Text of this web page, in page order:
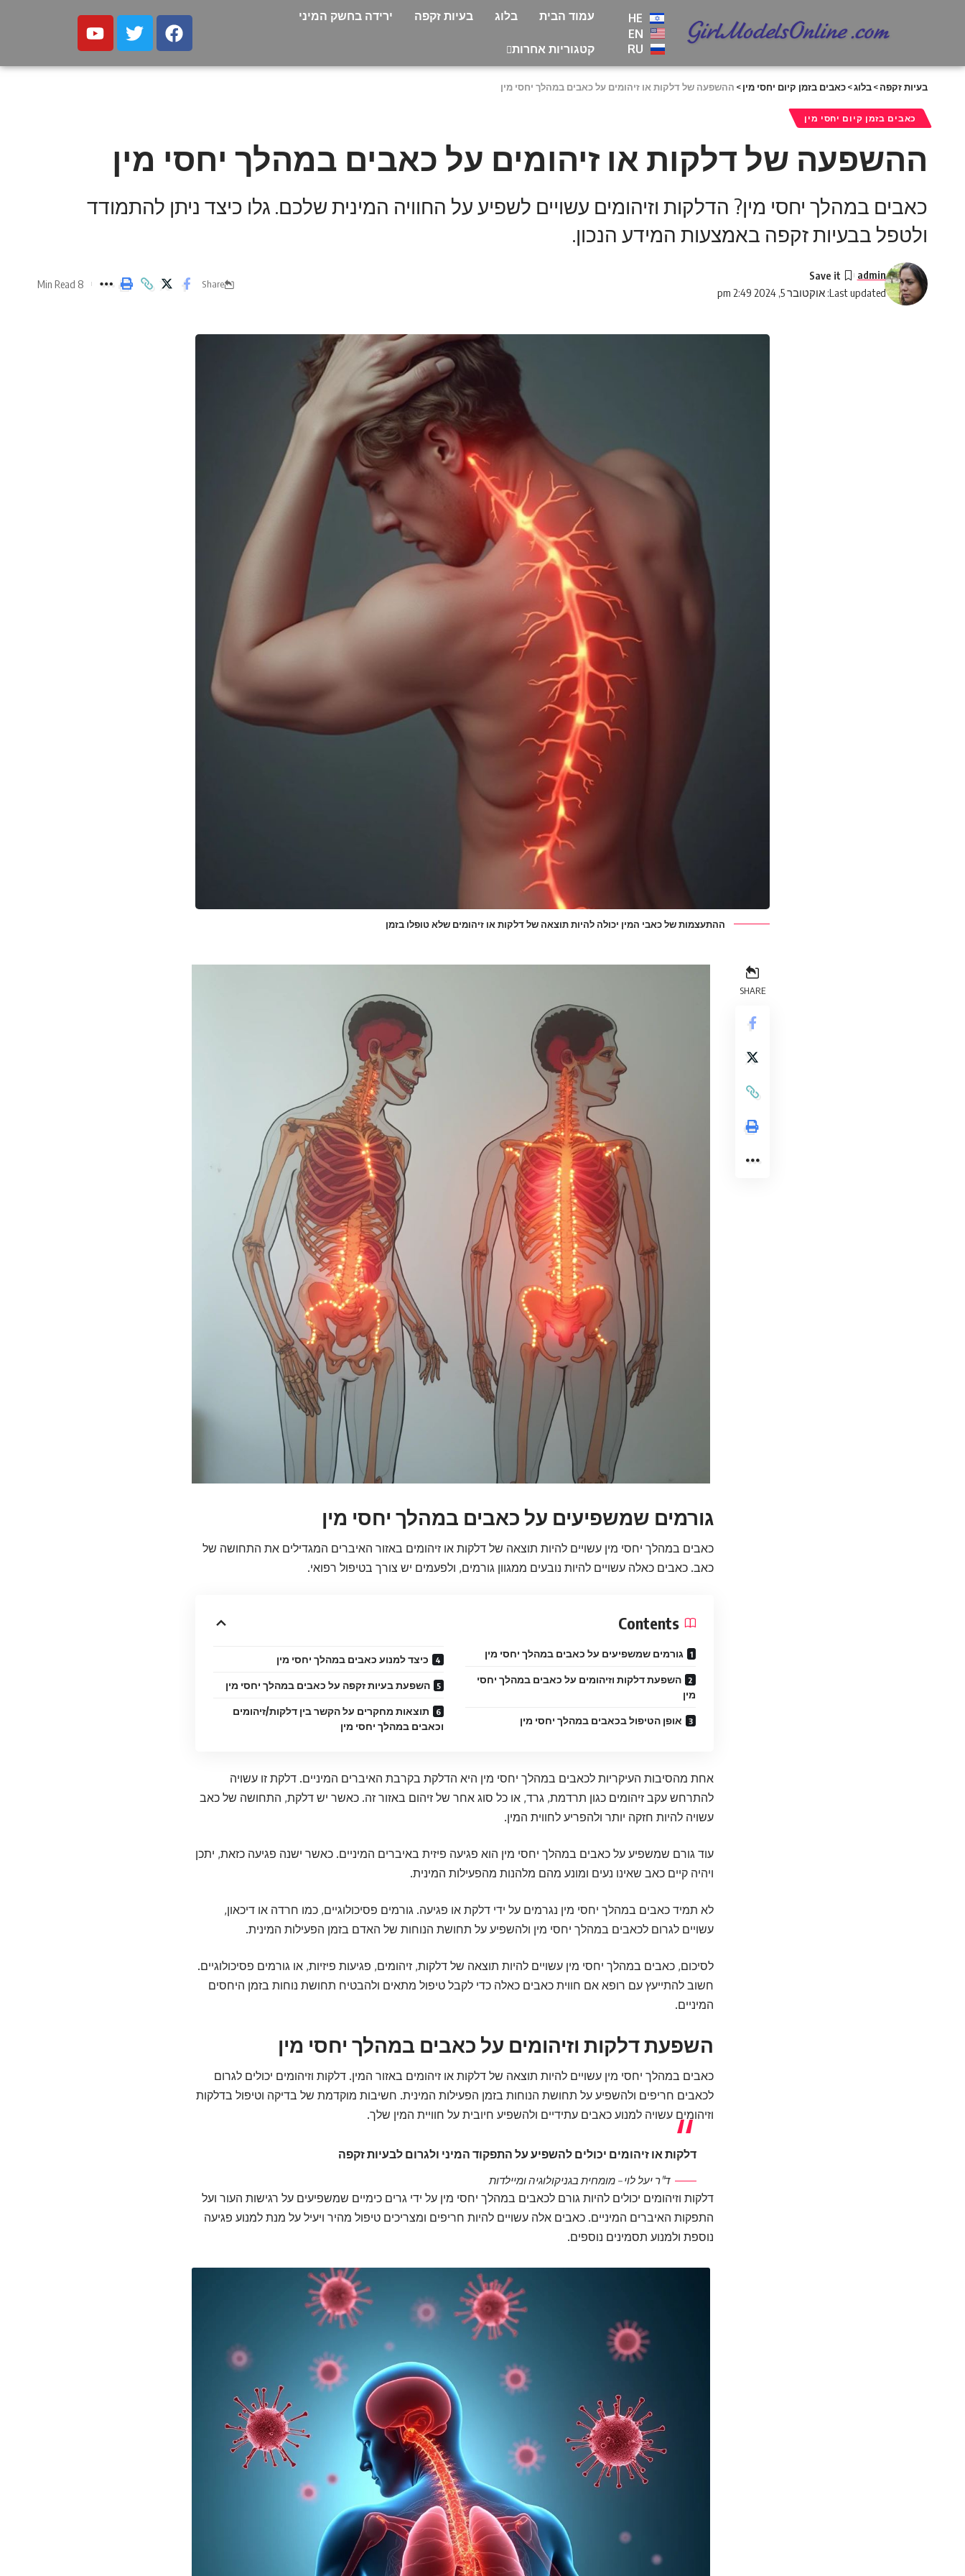
HE
EN
RU
עמוד הבית בלוג בעיות זקפה ירידה בחשק המיני
קטגוריות אחרות
בעיות זקפה>בלוג>כאבים בזמן קיום יחסי מין> ההשפעה של דלקות או זיהומים על כאבים במהלך יחסי מין
כאבים בזמן קיום יחסי מין
ההשפעה של דלקות או זיהומים על כאבים במהלך יחסי מין
כאבים במהלך יחסי מין? הדלקות וזיהומים עשויים לשפיע על החוויה המינית שלכם. גלו כיצד ניתן להתמודד
ולטפל בבעיות זקפה באמצעות המידע הנכון.
Last updated: אוקטובר 5, 2024 2:49 pm
admin
Share
8 Min Read
ההתעצמות של כאבי המין יכולה להיות תוצאה של דלקות או זיהומים שלא טופלו בזמן
SHARE
גורמים שמשפיעים על כאבים במהלך יחסי מין
כאבים במהלך יחסי מין עשויים להיות תוצאה של דלקות או זיהומים באזור האיברים המגדילים את התחושה של
כאב. כאבים כאלה עשויים להיות נובעים ממגוון גורמים, ולפעמים יש צורך בטיפול רפואי.
Contents
גורמים שמשפיעים על כאבים במהלך יחסי מין
השפעת דלקות וזיהומים על כאבים במהלך יחסי
מין
אופן הטיפול בכאבים במהלך יחסי מין
כיצד למנוע כאבים במהלך יחסי מין
השפעת בעיות זקפה על כאבים במהלך יחסי מין
תוצאות מחקרים על הקשר בין דלקות/זיהומים
וכאבים במהלך יחסי מין
אחת מהסיבות העיקריות לכאבים במהלך יחסי מין היא הדלקת בקרבת האיברים המיניים. דלקת זו עשויה
להתרחש עקב זיהומים כגון תרדמת, גרד, או כל סוג אחר של זיהום באזור זה. כאשר יש דלקת, התחושה של כאב
עשויה להיות חזקה יותר ולהפריע לחווית המין.
עוד גורם שמשפיע על כאבים במהלך יחסי מין הוא פגיעה פיזית באיברים המיניים. כאשר ישנה פגיעה כזאת, יתכן
ויהיה קיים כאב שאינו נעים ומונע מהם מלהנות מהפעילות המינית.
לא תמיד כאבים במהלך יחסי מין נגרמים על ידי דלקת או פגיעה. גורמים פסיכולוגיים, כמו חרדה או דיכאון,
עשויים לגרום לכאבים במהלך יחסי מין ולהשפיע על תחושת הנוחות של האדם בזמן הפעילות המינית.
לסיכום, כאבים במהלך יחסי מין עשויים להיות תוצאה של דלקות, זיהומים, פגיעות פיזיות, או גורמים פסיכולוגיים.
חשוב להתייעץ עם רופא אם חווית כאבים כאלה כדי לקבל טיפול מתאים ולהבטיח תחושת נוחות בזמן היחסים
המיניים.
השפעת דלקות וזיהומים על כאבים במהלך יחסי מין
כאבים במהלך יחסי מין עשויים להיות תוצאה של דלקות או זיהומים באזור המין. דלקות וזיהומים יכולים לגרום
לכאבים חריפים ולהשפיע על תחושת הנוחות בזמן הפעילות המינית. חשיבות מוקדמת של בדיקה וטיפול בדלקות
וזיהומים עשויה למנוע כאבים עתידיים ולהשפיע חיובית על חוויית המין שלך.
דלקות או זיהומים יכולים להשפיע על התפקוד המיני ולגרום לבעיות זקפה
ד"ר יעל לוי – מומחית בגניקולוגיה ומיילדות
דלקות וזיהומים יכולים להיות גורם לכאבים במהלך יחסי מין על ידי גרים כימיים שמשפיעים על רגישות העור ועל
התפקות האיברים המיניים. כאבים אלה עשויים להיות חריפים ומצריכים טיפול מהיר ויעיל על מנת למנוע פגיעה
נוספת ולמנוע תסמינים נוספים.